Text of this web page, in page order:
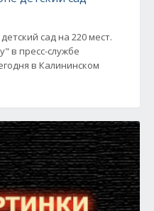
сад на 220 мест.
в пресс-службе
в Калининском